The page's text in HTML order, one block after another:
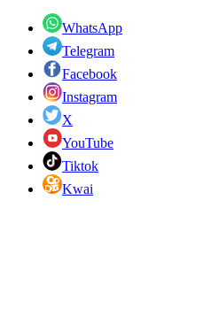
WhatsApp
Telegram
Facebook
Instagram
X
YouTube
Tiktok
Kwai